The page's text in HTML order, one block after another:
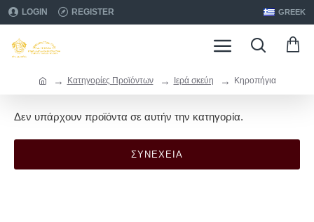
LOGIN REGISTER GREEK
Κατηγορίες Προϊόντων Ιερά σκεύη Κηροπήγια
Δεν υπάρχουν προϊόντα σε αυτήν την κατηγορία.
ΣΥΝΈΧΕΙΑ